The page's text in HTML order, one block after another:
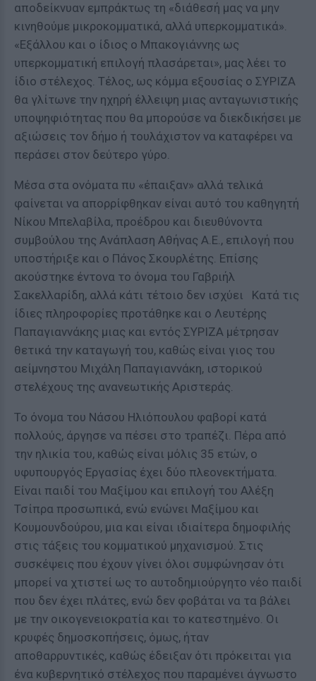
αποδείκνυαν εμπράκτως τη «διάθεσή μας να μην
κινηθούμε μικροκομματικά, αλλά υπερκομματικά».
«Εξάλλου και ο ίδιος ο Μπακογιάννης ως
υπερκομματική επιλογή πλασάρεται», μας λέει το
ίδιο στέλεχος. Τέλος, ως κόμμα εξουσίας ο ΣΥΡΙΖΑ
θα γλίτωνε την ηχηρή έλλειψη μιας ανταγωνιστικής
υποψηφιότητας που θα μπορούσε να διεκδικήσει με
αξιώσεις τον δήμο ή τουλάχιστον να καταφέρει να
περάσει στον δεύτερο γύρο.
Μέσα στα ονόματα πυ «έπαιξαν» αλλά τελικά
φαίνεται να απορρίφθηκαν είναι αυτό του καθηγητή
Νίκου Μπελαβίλα, προέδρου και διευθύνοντα
συμβούλου της Ανάπλαση Αθήνας Α.Ε., επιλογή που
υποστήριξε και ο Πάνος Σκουρλέτης. Επίσης
ακούστηκε έντονα το όνομα του Γαβριήλ
Σακελλαρίδη, αλλά κάτι τέτοιο δεν ισχύει Κατά τις
ίδιες πληροφορίες προτάθηκε και ο Λευτέρης
Παπαγιαννάκης μιας και εντός ΣΥΡΙΖΑ μέτρησαν
θετικά την καταγωγή του, καθώς είναι γιος του
αείμνηστου Μιχάλη Παπαγιαννάκη, ιστορικού
στελέχους της ανανεωτικής Αριστεράς.
Το όνομα του Νάσου Ηλιόπουλου φαβορί κατά
πολλούς, άργησε να πέσει στο τραπέζι. Πέρα από
την ηλικία του, καθώς είναι μόλις 35 ετών, ο
υφυπουργός Εργασίας έχει δύο πλεονεκτήματα.
Είναι παιδί του Μαξίμου και επιλογή του Αλέξη
Τσίπρα προσωπικά, ενώ ενώνει Μαξίμου και
Κουμουνδούρου, μια και είναι ιδιαίτερα δημοφιλής
στις τάξεις του κομματικού μηχανισμού. Στις
συσκέψεις που έχουν γίνει όλοι συμφώνησαν ότι
μπορεί να χτιστεί ως το αυτοδημιούργητο νέο παιδί
που δεν έχει πλάτες, ενώ δεν φοβάται να τα βάλει
με την οικογενειοκρατία και το κατεστημένο. Οι
κρυφές δημοσκοπήσεις, όμως, ήταν
αποθαρρυντικές, καθώς έδειξαν ότι πρόκειται για
ένα κυβερνητικό στέλεχος που παραμένει άγνωστο